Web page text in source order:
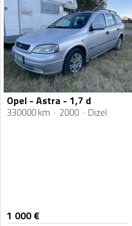
Opel - Astra - 1,7 d
330000 km 2000 Dizel
1 000€